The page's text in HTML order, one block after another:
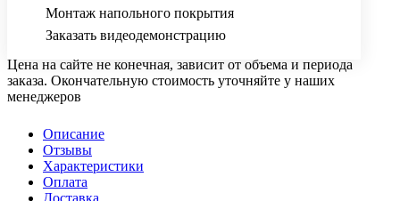
Монтаж напольного покрытия
Заказать видеодемонстрацию
Цена на сайте не конечная, зависит от объема и периода
заказа. Окончательную стоимость уточняйте у наших
менеджеров
Описание
Отзывы
Характеристики
Оплата